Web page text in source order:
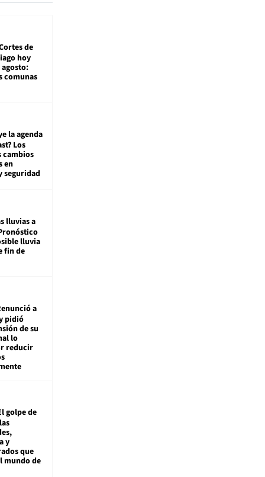
de
hoy
agosto:
comunas
la agenda
Los
cambios
en
seguridad
lluvias a
lluvia
fin de
a
pidió
de su
lo
reducir
golpe de
y
que
mundo de